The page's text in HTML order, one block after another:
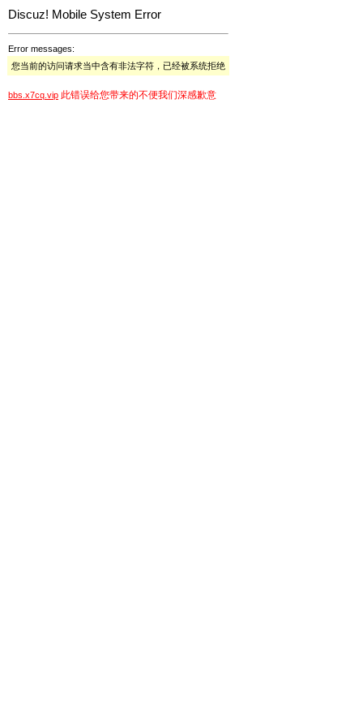
Discuz! Mobile System Error
Error messages:
您当前的访问请求当中含有非法字符，已经被系统拒绝
bbs.x7cq.vip 此错误给您带来的不便我们深感歉意